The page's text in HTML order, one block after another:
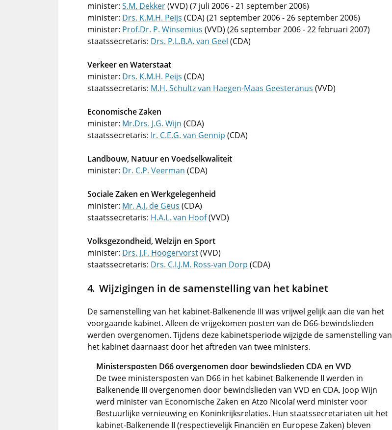
minister: S.M. Dekker(VVD) (7 juli 2006 - 21 september 2006)
minister: Drs. K.M.H. Peijs (CDA) (21 september 2006 - 26 september 2006)
minister: Prof.Dr. P. Winsemius (VVD) (26 september 2006 - 22 februari 2007)
staatssecretaris: Drs. P.L.B.A. van Geel (CDA)
Verkeer en Waterstaat
minister: Drs. K.M.H. Peijs (CDA)
staatssecretaris: M.H. Schultz van Haegen-Maas Geesteranus (VVD)
Economische Zaken
minister: Mr.Drs. J.G. Wijn (CDA)
staatssecretaris: Ir. C.E.G. van Gennip (CDA)
Landbouw, Natuur en Voedselkwaliteit
minister: Dr. C.P. Veerman (CDA)
Sociale Zaken en Werkgelegenheid
minister: Mr. A.J. de Geus (CDA)
staatssecretaris: H.A.L. van Hoof(VVD)
Volksgezondheid, Welzijn en Sport
minister: Drs. J.F. Hoogervorst(VVD)
staatssecretaris: Drs. C.I.J.M. Ross-van Dorp (CDA)
Wijzigingen in de samenstelling van het kabinet
De samenstelling van het kabinet-Balkenende III was vrijwel gelijk aan die van het
voorgaande kabinet. Alleen de vrijgekomen posten van de D66-bewindslieden
werden overgenomen. Tijdens deze kabinetsperiode wijzigde de samenstelling van
het kabinet daarnaast door het aftreden van twee ministers.
Ministersposten D66 overgenomen door bewindslieden CDA en VVD
De twee ministersposten van D66 in het kabinet Balkenende II werden in
Balkenende III overgenomen door bewindslieden van VVD en CDA. Joop Wijn
werd minister van Economische Zaken en Atzo Nicolaï werd minister voor
Bestuurlijke vernieuwing en Koninkrijksrelaties. Hun staatssecretariaten uit het
kabinet-Balkenende II (respectievelijk Financiën en Europese Zaken) bleven